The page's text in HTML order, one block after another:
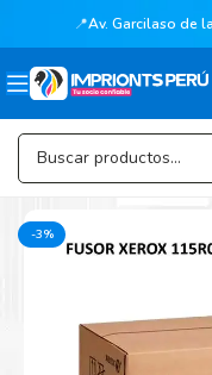
📍Av. Garcilaso de
-3%